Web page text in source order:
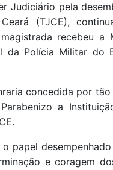
Judiciário pela
(TJCE),
recebeu a
da Polícia Militar do
concedida por
a
papel
e coragem